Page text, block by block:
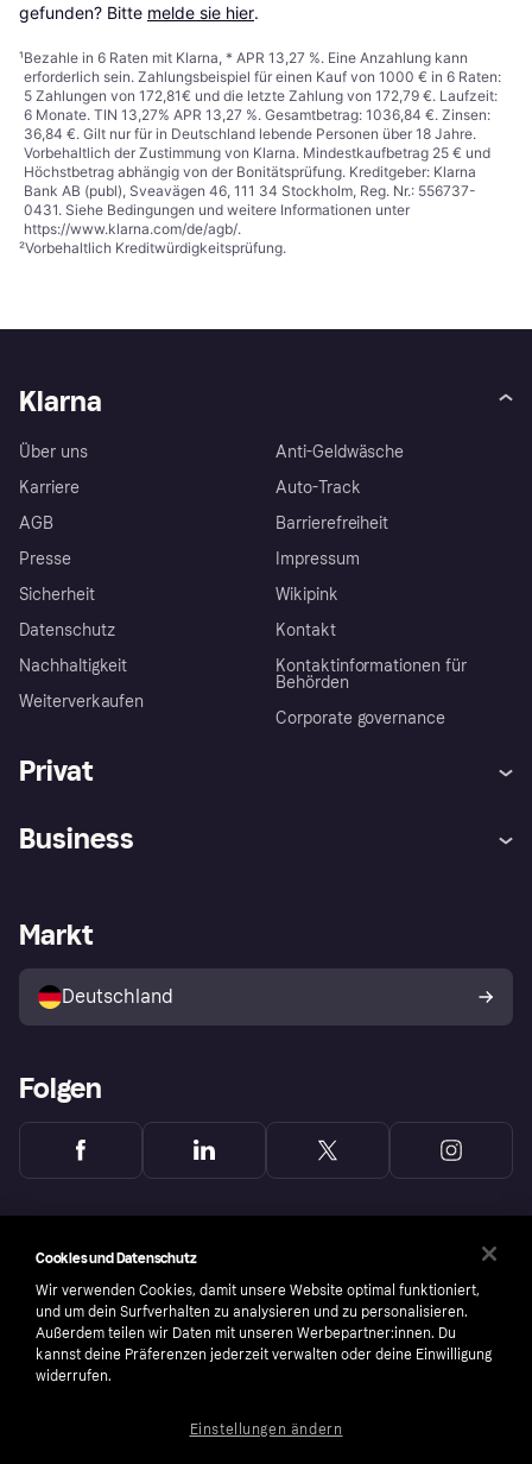
gefunden? Bitte melde sie hier.
¹Bezahle in 6 Raten mit Klarna, * APR 13,27 %. Eine Anzahlung kann
erforderlich sein. Zahlungsbeispiel für einen Kauf von 1000 € in 6 Raten:
5 Zahlungen von 172,81€ und die letzte Zahlung von 172,79 €. Laufzeit:
6 Monate. TIN 13,27% APR 13,27 %. Gesamtbetrag: 1036,84 €. Zinsen:
36,84 €. Gilt nur für in Deutschland lebende Personen über 18 Jahre.
Vorbehaltlich der Zustimmung von Klarna. Mindestkaufbetrag 25 € und
Höchstbetrag abhängig von der Bonitätsprüfung. Kreditgeber: Klarna
Bank AB (publ), Sveavägen 46, 111 34 Stockholm, Reg. Nr.: 556737-
0431. Siehe Bedingungen und weitere Informationen unter
https://www.klarna.com/de/agb/.
²Vorbehaltlich Kreditwürdigkeitsprüfung.
Klarna
Über uns
Karriere
AGB
Presse
Sicherheit
Datenschutz
Nachhaltigkeit
Weiterverkaufen
Anti-Geldwäsche
Auto-Track
Barrierefreiheit
Impressum
Wikipink
Kontakt
Kontaktinformationen für
Behörden
Corporate governance
Privat
Klarna App
Shops entdecken
Käuferschutzrichtlinie
Dein Widerrufsrecht
Business
Händlerportal
Markt
Deutschland
Folgen
Cookies und Datenschutz
Wir verwenden Cookies, damit unsere Website optimal funktioniert,
und um dein Surfverhalten zu analysieren und zu personalisieren.
Außerdem teilen wir Daten mit unseren Werbepartner:innen. Du
kannst deine Präferenzen jederzeit verwalten oder deine Einwilligung
widerrufen.
Einstellungen ändern